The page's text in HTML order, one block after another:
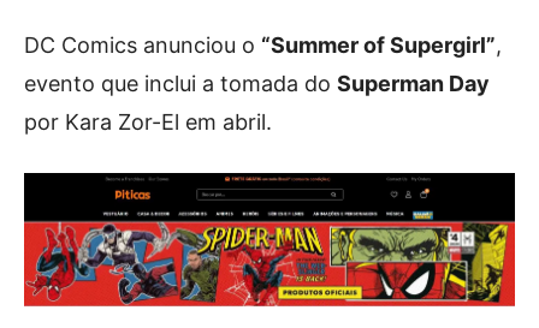
DC Comics anunciou o “Summer of Supergirl”,
evento que inclui a tomada do Superman Day
por Kara Zor-El em abril.